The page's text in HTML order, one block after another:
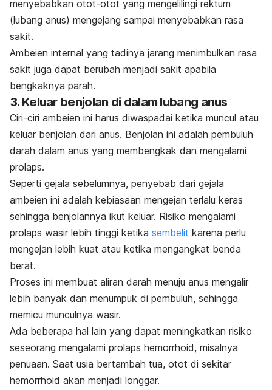
menyebabkan otot-otot yang mengelilingi rektum
(lubang anus) mengejang sampai menyebabkan rasa
sakit.
Ambeien internal yang tadinya jarang menimbulkan rasa
sakit juga dapat berubah menjadi sakit apabila
bengkaknya parah.
3. Keluar benjolan di dalam lubang anus
Ciri-ciri ambeien ini harus diwaspadai ketika muncul atau
keluar benjolan dari anus. Benjolan ini adalah pembuluh
darah dalam anus yang membengkak dan mengalami
prolaps.
Seperti gejala sebelumnya, penyebab dari gejala
ambeien ini adalah kebiasaan mengejan terlalu keras
sehingga benjolannya ikut keluar. Risiko mengalami
prolaps wasir lebih tinggi ketika sembelit karena perlu
mengejan lebih kuat atau ketika mengangkat benda
berat.
Proses ini membuat aliran darah menuju anus mengalir
lebih banyak dan menumpuk di pembuluh, sehingga
memicu munculnya wasir.
Ada beberapa hal lain yang dapat meningkatkan risiko
seseorang mengalami prolaps hemorrhoid, misalnya
penuaan. Saat usia bertambah tua, otot di sekitar
hemorrhoid akan menjadi longgar.